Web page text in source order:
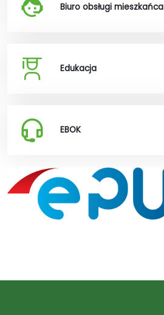
Biuro obsługi mieszkańca
Edukacja
EBOK